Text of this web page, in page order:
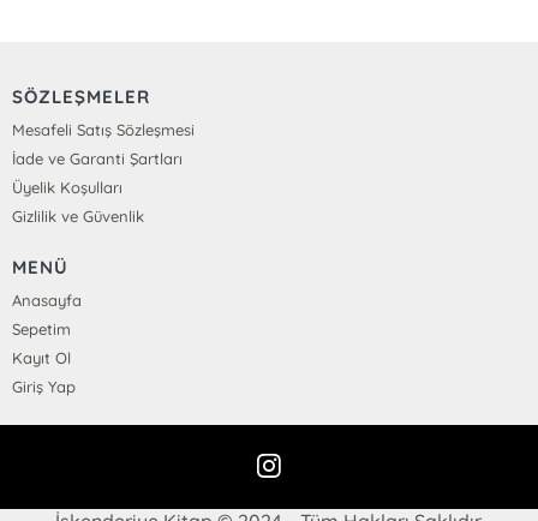
SÖZLEŞMELER
Mesafeli Satış Sözleşmesi
İade ve Garanti Şartları
Üyelik Koşulları
Gizlilik ve Güvenlik
MENÜ
Anasayfa
Sepetim
Kayıt Ol
Giriş Yap